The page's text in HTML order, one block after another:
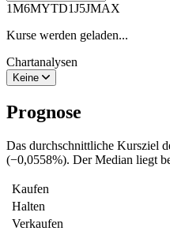
1M6MYTD1J5JMAX
Kurse werden geladen...
Chartanalysen
Keine
Prognose
Das durchschnittliche Kursziel
(−0,0558%). Der Median liegt
Kaufen
Halten
Verkaufen